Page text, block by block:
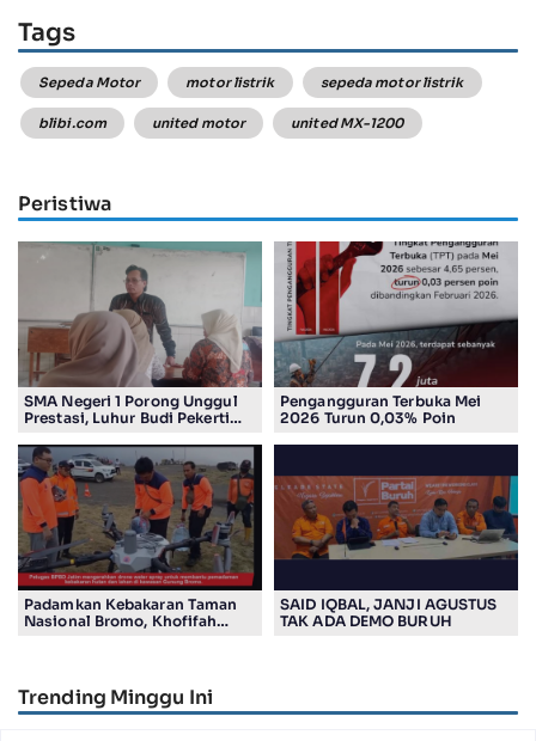
Tags
Sepeda Motor motor listrik sepeda motor listrik
blibi.com united motor united MX-1200
Peristiwa
SMA Negeri 1 Porong Unggul
Prestasi, Luhur Budi Pekerti
Sosialisasi Program Sekolah
Pengangguran Terbuka Mei
2026 Turun 0,03% Poin
Padamkan Kebakaran Taman
Nasional Bromo, Khofifah
SAID IQBAL, JANJI AGUSTUS
TAK ADA DEMO BURUH
Trending Minggu Ini